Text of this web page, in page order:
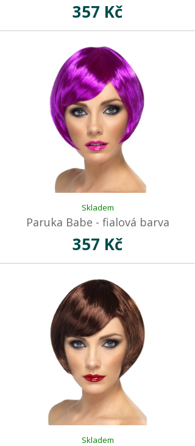
357 Kč
Skladem
Paruka Babe - fialová barva
357 Kč
Skladem